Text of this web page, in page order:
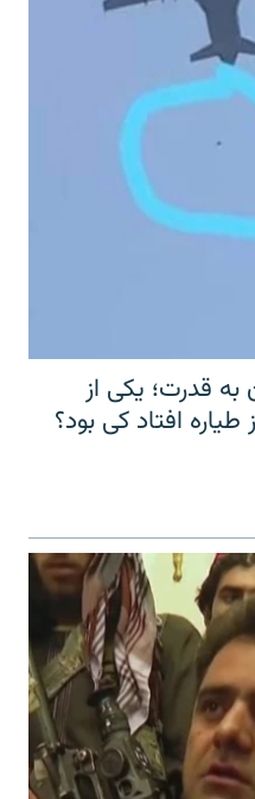
قدرت؛ یکی از
افتاد کی بود؟